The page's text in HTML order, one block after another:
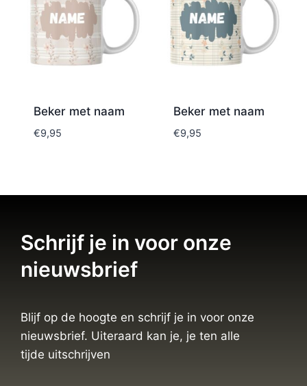
Beker met naam
€9,95
Beker met naam
€9,95
Schrijf je in voor onze
nieuwsbrief
Blijf op de hoogte en schrijf je in voor onze
nieuwsbrief. Uiteraard kan je, je ten alle
tijde uitschrijven